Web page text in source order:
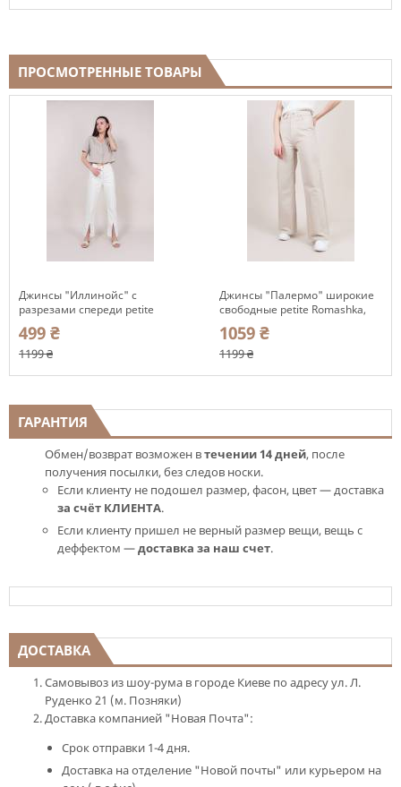
ПРОСМОТРЕННЫЕ ТОВАРЫ
Джинсы "Иллинойс" с
разрезами спереди petite
Romashka, Молочный, S, 36
(9698)
499 ₴
1199 ₴
Джинсы "Палермо" широкие
свободные petite Romashka,
Бежевый, L, 40 (9459)
1059 ₴
1199 ₴
ГАРАНТИЯ
Обмен/возврат возможен втечении 14 дней, после
получения посылки, без следов носки.
Если клиенту не подошел размер, фасон, цвет — доставка
за счёт КЛИЕНТА.
Если клиенту пришел не верный размер вещи, вещь с
деффектом —доставка за наш счет.
ДОСТАВКА
Самовывоз из шоу-рума в городе Киеве по адресу ул. Л.
Руденко 21 (м. Позняки)
Доставка компанией "Новая Почта":
Срок отправки 1-4 дня.
Доставка на отделение "Новой почты" или курьером на